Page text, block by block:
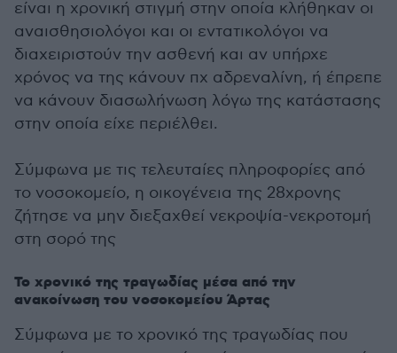
είναι η χρονική στιγμή στην οποία κλήθηκαν οι
αναισθησιολόγοι και οι εντατικολόγοι να
διαχειριστούν την ασθενή και αν υπήρχε
χρόνος να της κάνουν πχ αδρεναλίνη, ή έπρεπε
να κάνουν διασωλήνωση λόγω της κατάστασης
στην οποία είχε περιέλθει.
Σύμφωνα με τις τελευταίες πληροφορίες από
το νοσοκομείο, η οικογένεια της 28χρονης
ζήτησε να μην διεξαχθεί νεκροψία-νεκροτομή
στη σορό της
Το χρονικό της τραγωδίας μέσα από την
ανακοίνωση του νοσοκομείου Άρτας
Σύμφωνα με το χρονικό της τραγωδίας που